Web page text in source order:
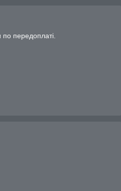
по передоплаті.